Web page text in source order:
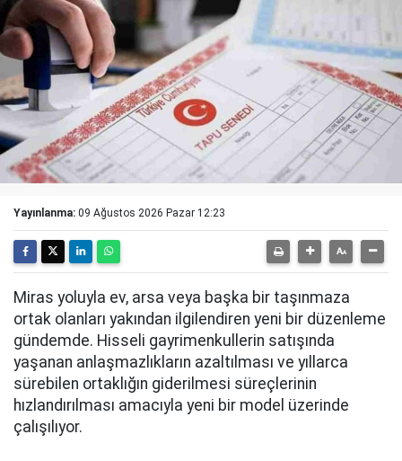
Yayınlanma: 09 Ağustos 2026 Pazar 12:23
Miras yoluyla ev, arsa veya başka bir taşınmaza
ortak olanları yakından ilgilendiren yeni bir düzenleme
gündemde. Hisseli gayrimenkullerin satışında
yaşanan anlaşmazlıkların azaltılması ve yıllarca
sürebilen ortaklığın giderilmesi süreçlerinin
hızlandırılması amacıyla yeni bir model üzerinde
çalışılıyor.